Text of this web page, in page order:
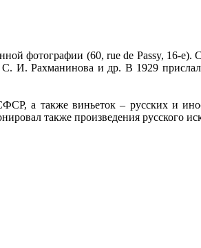
фотографии (60, rue de Passy, 16-е).
и др. В 1929 прислал
а также виньеток – русских и
также произведения русского